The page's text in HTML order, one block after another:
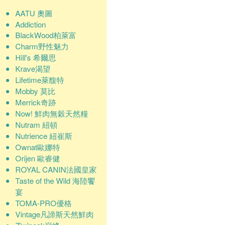
AATU 奧圖
Addiction
BlackWood柏萊富
Charm野性魅力
Hill's 希爾思
Krave渴望
Lifetime萊馥特
Mobby 莫比
Merrick奇跡
Now! 鮮肉無穀天然糧
Nutram 紐頓
Nutrience 紐崔斯
Ownat歐娜特
Orijen 歐睿健
ROYAL CANIN法國皇家
Taste of the Wild 海陸饗
宴
TOMA-PRO優格
Vintage凡諦斯天然鮮肉